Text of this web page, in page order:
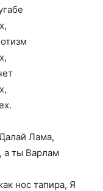
Лама,
а ты Варлам
нос тапира, Я